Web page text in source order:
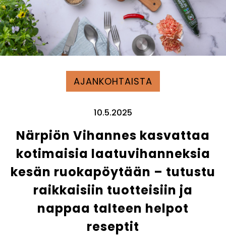
AJANKOHTAISTA
10.5.2025
Närpiön Vihannes kasvattaa
kotimaisia laatuvihanneksia
kesän ruokapöytään – tutustu
raikkaisiin tuotteisiin ja
nappaa talteen helpot
reseptit